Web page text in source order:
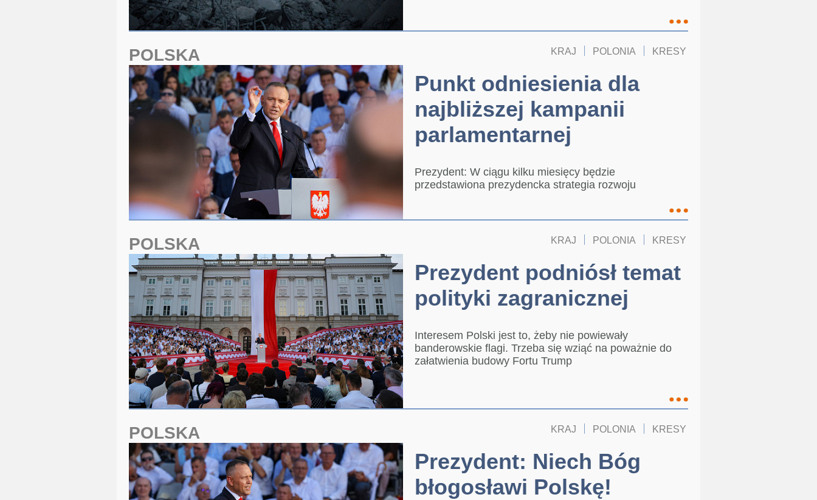
POLSKA KRESY
POLONIA
KRAJ
Punkt odniesienia dla
najbliższej kampanii
parlamentarnej
Prezydent: W ciągu kilku miesięcy będzie
przedstawiona prezydencka strategia rozwoju
POLSKA KRESY
POLONIA
KRAJ
Prezydent podniósł temat
polityki zagranicznej
Interesem Polski jest to, żeby nie powiewały
banderowskie flagi. Trzeba się wziąć na poważnie do
załatwienia budowy Fortu Trump
POLSKA KRESY
POLONIA
KRAJ
Prezydent: Niech Bóg
błogosławi Polskę!